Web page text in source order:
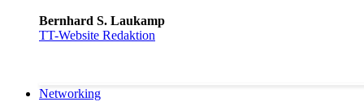
Bernhard S. Laukamp
TT-Website Redaktion
Networking